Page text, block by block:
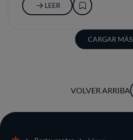
LEER
CARGAR MÁS
VOLVER ARRIBA